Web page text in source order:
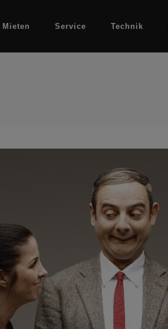
Mieten Service Technik